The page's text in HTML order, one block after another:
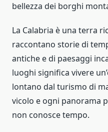
bellezza dei borghi
La Calabria è una terra
raccontano storie di
antiche e di paesaggi
luoghi significa vivere
lontano dal turismo di
vicolo e ogni panorama
non conosce tempo.